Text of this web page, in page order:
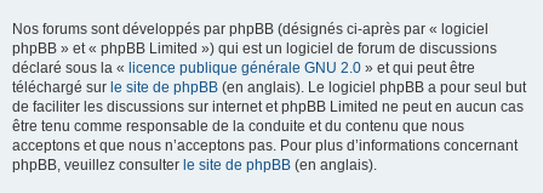
Nos forums sont développés par phpBB (désignés ci-après par « logiciel
phpBB » et « phpBB Limited ») qui est un logiciel de forum de discussions
déclaré sous la « licence publique générale GNU 2.0 » et qui peut être
téléchargé sur le site de phpBB (en anglais). Le logiciel phpBB a pour seul but
de faciliter les discussions sur internet et phpBB Limited ne peut en aucun cas
être tenu comme responsable de la conduite et du contenu que nous
acceptons et que nous n’acceptons pas. Pour plus d’informations concernant
phpBB, veuillez consulter le site de phpBB (en anglais).